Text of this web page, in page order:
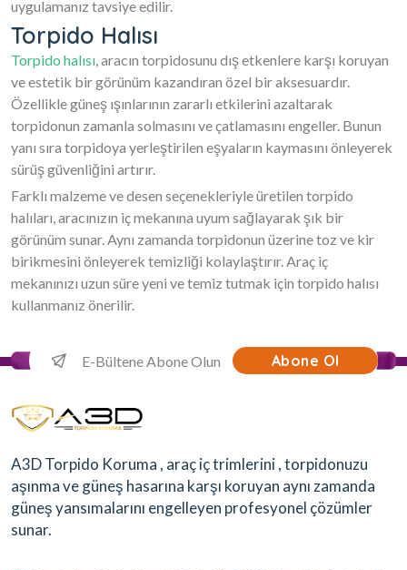
uygulamanız tavsiye edilir.
Torpido Halısı
Torpido halısı, aracın torpidosunu dış etkenlere karşı koruyan
ve estetik bir görünüm kazandıran özel bir aksesuardır.
Özellikle güneş ışınlarının zararlı etkilerini azaltarak
torpidonun zamanla solmasını ve çatlamasını engeller. Bunun
yanı sıra torpidoya yerleştirilen eşyaların kaymasını önleyerek
sürüş güvenliğini artırır.
Farklı malzeme ve desen seçenekleriyle üretilen torpido
halıları, aracınızın iç mekanına uyum sağlayarak şık bir
görünüm sunar. Aynı zamanda torpidonun üzerine toz ve kir
birikmesini önleyerek temizliği kolaylaştırır. Araç iç
mekanınızı uzun süre yeni ve temiz tutmak için torpido halısı
kullanmanız önerilir.
Abone Ol
A3D Torpido Koruma , araç iç trimlerini , torpidonuzu
aşınma ve güneş hasarına karşı koruyan aynı zamanda
güneş yansımalarını engelleyen profesyonel çözümler
sunar.